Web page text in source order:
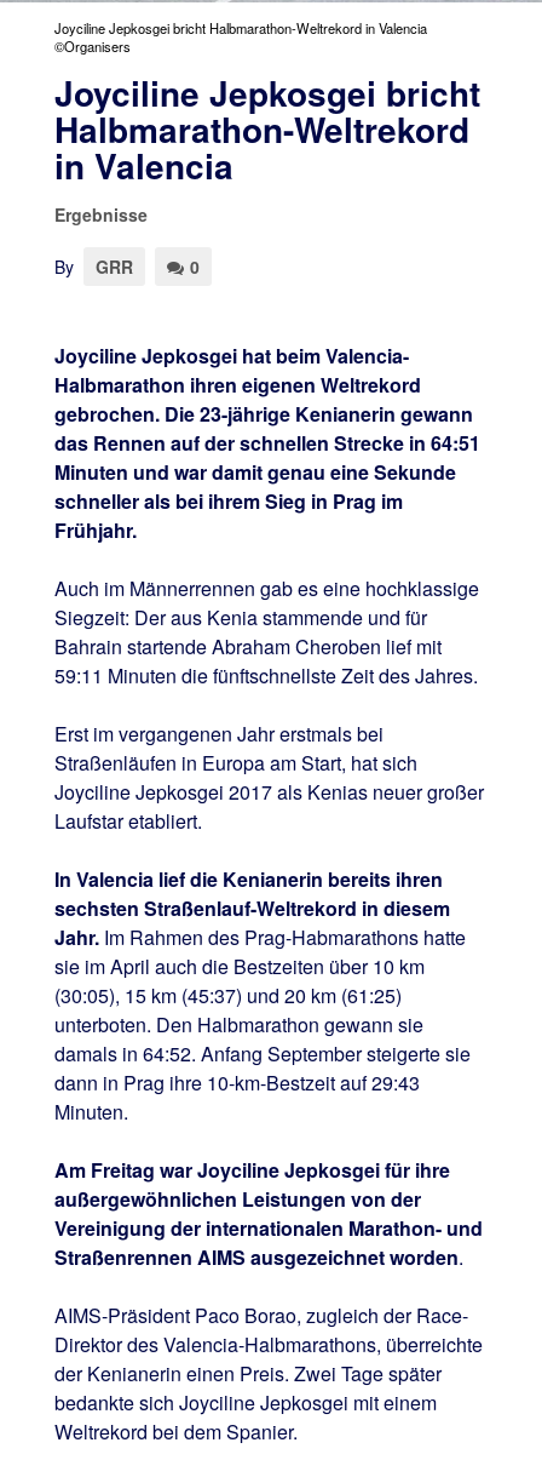
Joyciline Jepkosgei bricht Halbmarathon-Weltrekord in Valencia
©Organisers
Joyciline Jepkosgei bricht
Halbmarathon-Weltrekord
in Valencia
Ergebnisse
By GRR 0
Joyciline Jepkosgei hat beim Valencia-
Halbmarathon ihren eigenen Weltrekord
gebrochen. Die 23-jährige Kenianerin gewann
das Rennen auf der schnellen Strecke in 64:51
Minuten und war damit genau eine Sekunde
schneller als bei ihrem Sieg in Prag im
Frühjahr.
Auch im Männerrennen gab es eine hochklassige
Siegzeit: Der aus Kenia stammende und für
Bahrain startende Abraham Cheroben lief mit
59:11 Minuten die fünftschnellste Zeit des Jahres.
Erst im vergangenen Jahr erstmals bei
Straßenläufen in Europa am Start, hat sich
Joyciline Jepkosgei 2017 als Kenias neuer großer
Laufstar etabliert.
In Valencia lief die Kenianerin bereits ihren
sechsten Straßenlauf-Weltrekord in diesem
Jahr. Im Rahmen des Prag-Habmarathons hatte
sie im April auch die Bestzeiten über 10 km
(30:05), 15 km (45:37) und 20 km (61:25)
unterboten. Den Halbmarathon gewann sie
damals in 64:52. Anfang September steigerte sie
dann in Prag ihre 10-km-Bestzeit auf 29:43
Minuten.
Am Freitag war Joyciline Jepkosgei für ihre
außergewöhnlichen Leistungen von der
Vereinigung der internationalen Marathon- und
Straßenrennen AIMS ausgezeichnet worden.
AIMS-Präsident Paco Borao, zugleich der Race-
Direktor des Valencia-Halbmarathons, überreichte
der Kenianerin einen Preis. Zwei Tage später
bedankte sich Joyciline Jepkosgei mit einem
Weltrekord bei dem Spanier.